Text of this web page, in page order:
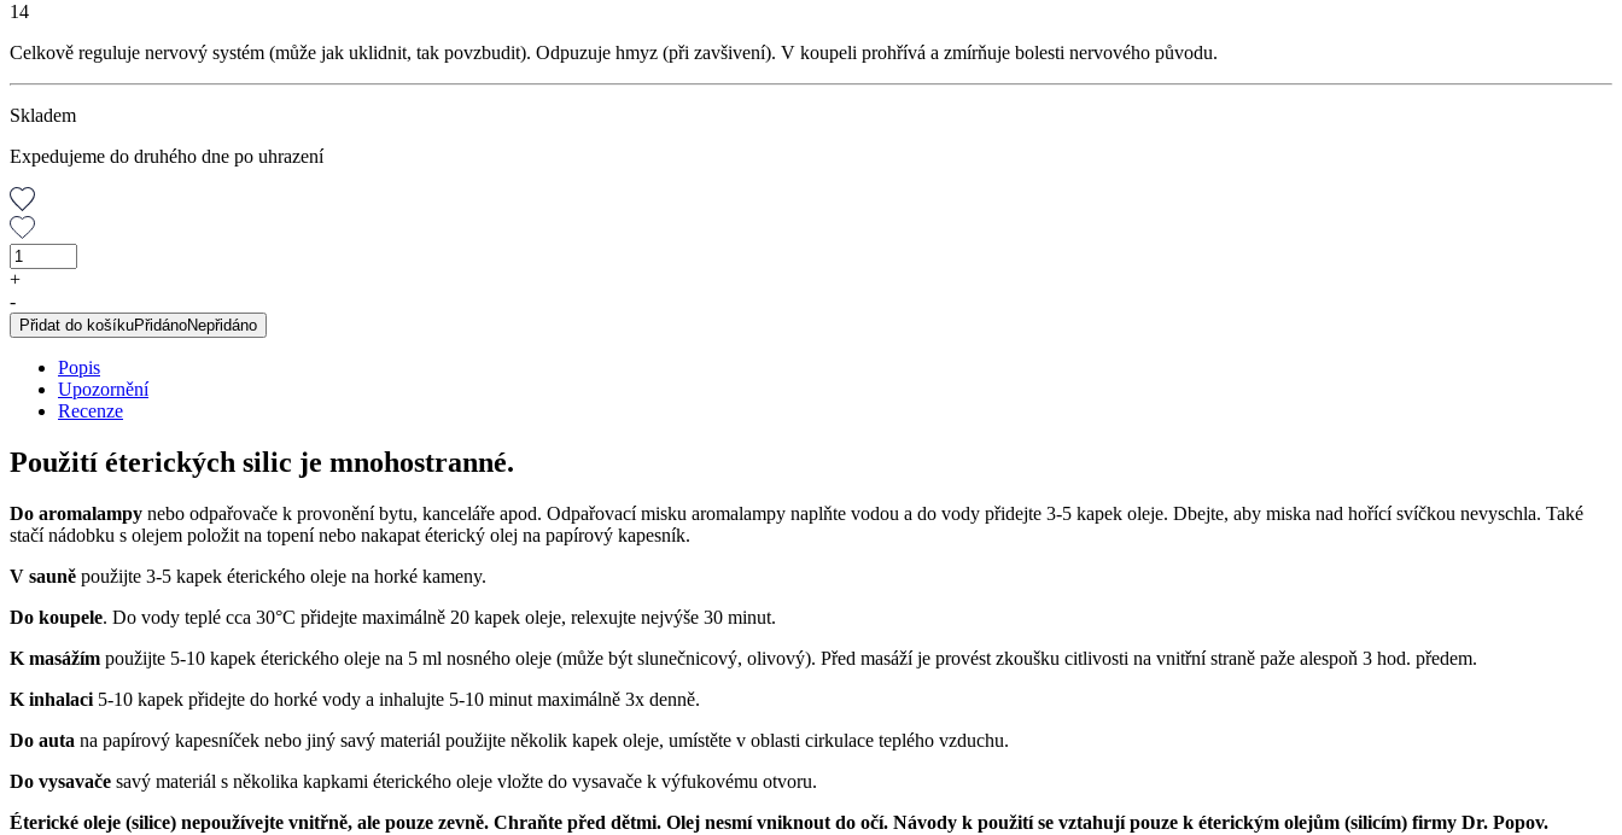
14
Celkově reguluje nervový systém (může jak uklidnit, tak povzbudit). Odpuzuje hmyz (při zavšivení). V koupeli prohřívá a zmírňuje bolesti nervového původu.
Skladem
Expedujeme do druhého dne po uhrazení
Geranie
silice,
10
ml
množství
+
-
Přidat do košíkuPřidánoNepřidáno
Popis
Upozornění
Recenze
Použití éterických silic je mnohostranné.
Do aromalampy nebo odpařovače k provonění bytu, kanceláře apod. Odpařovací misku aromalampy naplňte vodou a do vody přidejte 3-5 kapek oleje. Dbejte, aby miska nad hořící svíčkou nevyschla. Také
stačí nádobku s olejem položit na topení nebo nakapat éterický olej na papírový kapesník.
V sauně použijte 3-5 kapek éterického oleje na horké kameny.
Do koupele. Do vody teplé cca 30°C přidejte maximálně 20 kapek oleje, relexujte nejvýše 30 minut.
K masážím použijte 5-10 kapek éterického oleje na 5 ml nosného oleje (může být slunečnicový, olivový). Před masáží je provést zkoušku citlivosti na vnitřní straně paže alespoň 3 hod. předem.
K inhalaci 5-10 kapek přidejte do horké vody a inhalujte 5-10 minut maximálně 3x denně.
Do auta na papírový kapesníček nebo jiný savý materiál použijte několik kapek oleje, umístěte v oblasti cirkulace teplého vzduchu.
Do vysavače savý materiál s několika kapkami éterického oleje vložte do vysavače k výfukovému otvoru.
Éterické oleje (silice) nepoužívejte vnitřně, ale pouze zevně. Chraňte před dětmi. Olej nesmí vniknout do očí. Návody k použití se vztahují pouze k éterickým olejům (silicím) firmy Dr. Popov.